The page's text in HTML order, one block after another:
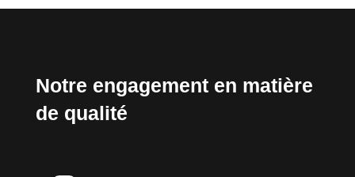
Notre engagement en matière
de qualité